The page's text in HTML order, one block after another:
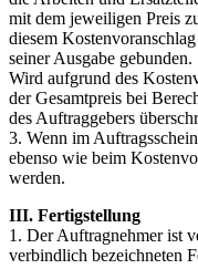
mit dem jeweiligen Preis
diesem
seiner Ausgabe gebunden.
Wird aufgrund des
der Gesamtpreis bei
des Auftraggebers
3. Wenn im
ebenso wie beim
werden.
III. Fertigstellung
1. Der Auftragnehmer ist
verbindlich bezeichneten